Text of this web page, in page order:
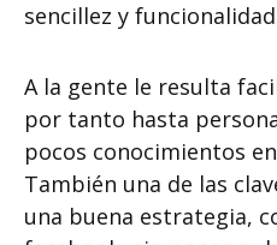
sencillez y
A la gente le resulta
por tanto hasta
pocos conocimientos
También una de las
una buena estrategia,